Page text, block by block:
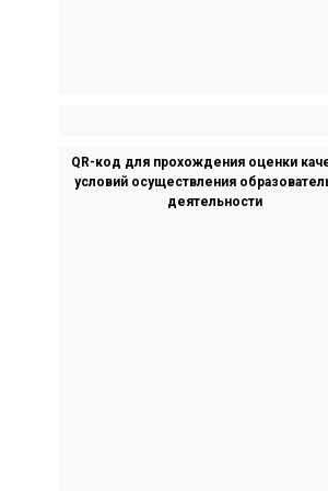
QR-код для прохождения оценки
условий осуществления
деятельности